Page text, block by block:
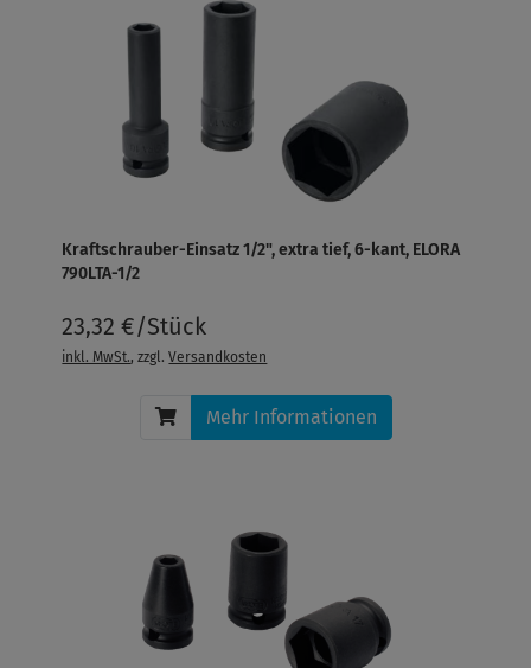
Kraftschrauber-Einsatz 1/2", extra tief, 6-kant, ELORA
790LTA-1/2
23,32 €/Stück
inkl. MwSt., zzgl.Versandkosten
Mehr Informationen